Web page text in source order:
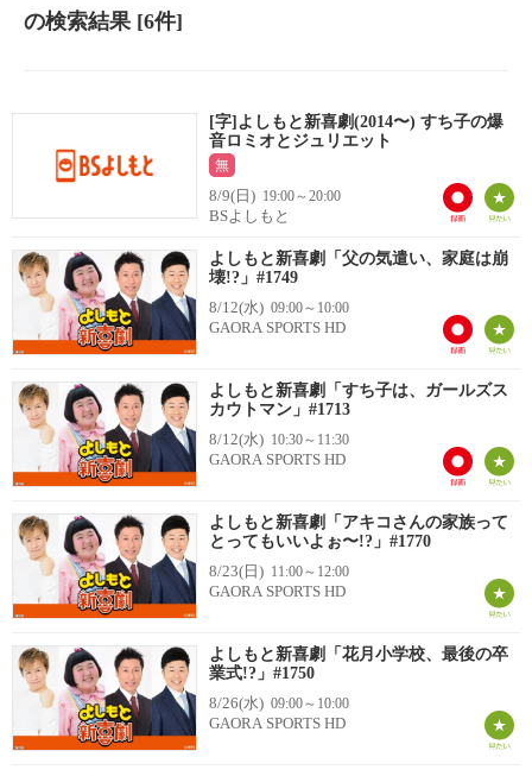
の検索結果[6件]
[字]よしもと新喜劇(2014〜) すち子の爆
音ロミオとジュリエット
無
8/9(日) 19:00～20:00
BSよしもと
よしもと新喜劇「父の気遣い、家庭は崩
壊!?」#1749
8/12(水) 09:00～10:00
GAORA SPORTS HD
よしもと新喜劇「すち子は、ガールズス
カウトマン」#1713
8/12(水) 10:30～11:30
GAORA SPORTS HD
よしもと新喜劇「アキコさんの家族って
とってもいいよぉ〜!?」#1770
8/23(日) 11:00～12:00
GAORA SPORTS HD
よしもと新喜劇「花月小学校、最後の卒
業式!?」#1750
8/26(水) 09:00～10:00
GAORA SPORTS HD